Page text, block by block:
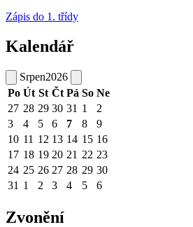
Zápis do 1. třídy
Kalendář
Srpen2026
Po Út St Čt Pá So Ne
27 28 29 30 31 1
2
3
4 5 6 7 8
9
10 11 12 13 14 15 16
17 18 19 20 21 22 23
24 25 26 27 28 29 30
31 1 2 3 4 5 6
Zvonění